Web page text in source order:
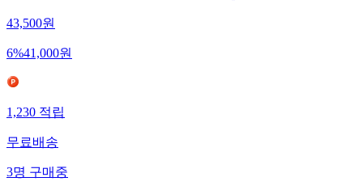
부추고기순대500Gx3 족발슬라이스 960g
43,500원
6%41,000원
1,230적립
무료배송
3명구매중